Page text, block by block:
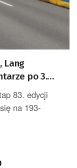
Lang
po 3.
83. edycji
na 193-